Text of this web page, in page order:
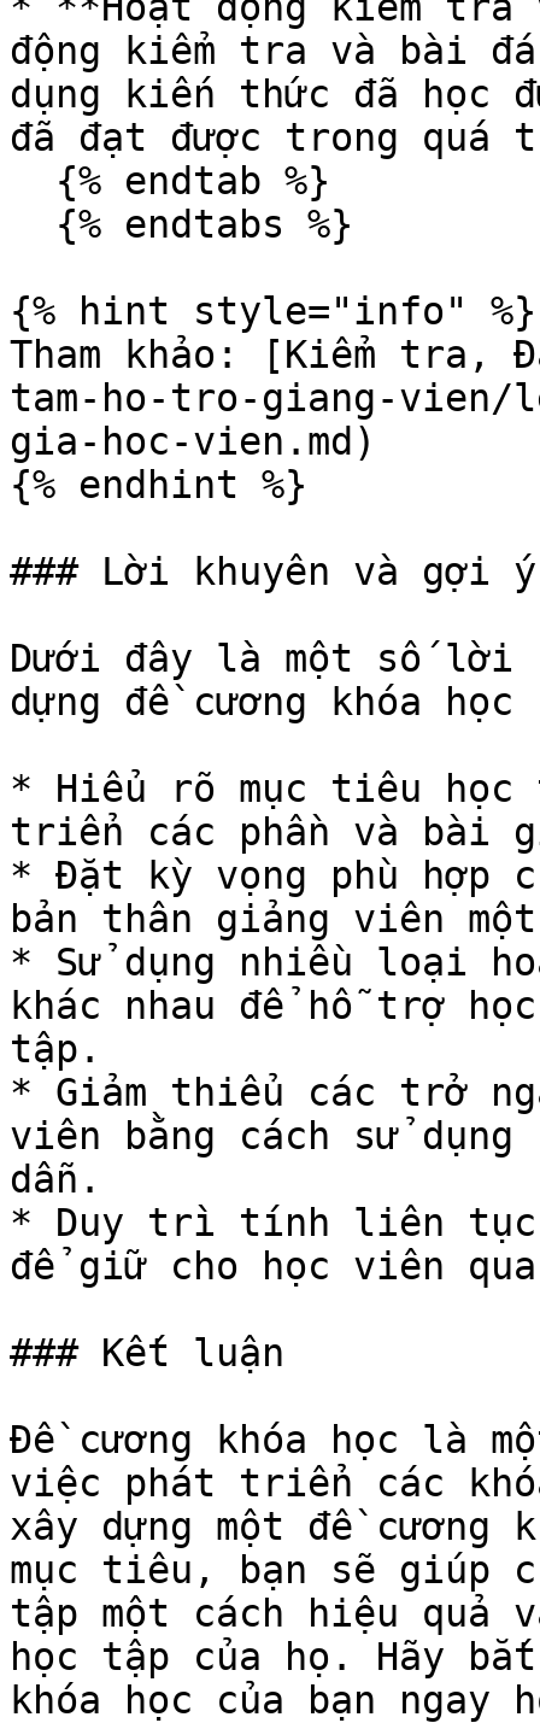
động kiểm tra và bài
dụng kiến thức đã học
đã đạt được trong quá
{% hint style="info" %}
Tham khảo: [Kiểm tra,
tam-ho-tro-giang-vien/
gia-hoc-vien.md)
{% endhint %}
### Lời khuyên và gợi ý
Dưới đây là một số lời
dựng đề cương khóa học
* Hiểu rõ mục tiêu học
triển các phần và bài
* Đặt kỳ vọng phù hợp
bản thân giảng viên
* Sử dụng nhiều loại
khác nhau để hỗ trợ
tập.
* Giảm thiểu các trở
viên bằng cách sử
dẫn.
* Duy trì tính liên tục
để giữ cho học viên
### Kết luận
Đề cương khóa học là
việc phát triển các
xây dựng một đề cương
mục tiêu, bạn sẽ giúp
tập một cách hiệu quả
học tập của họ. Hãy
khóa học của bạn ngay